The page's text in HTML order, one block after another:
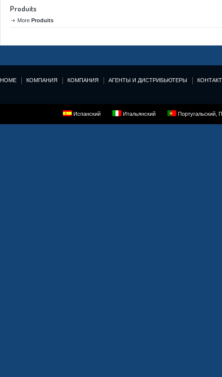
Produits
More Produits
HOME КОМПАНИЯ КОМПАНИЯ АГЕНТЫ И ДИСТРИБЬЮТЕРЫ
Испанский Итальянский Португальский,